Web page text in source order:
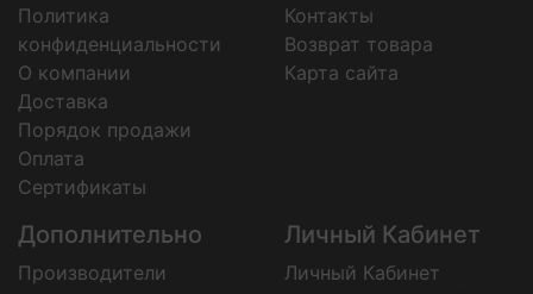
Политика
конфиденциальности
О компании
Доставка
Порядок продажи
Оплата
Сертификаты
Контакты
Возврат товара
Карта сайта
Дополнительно
Производители
Личный Кабинет
Личный Кабинет